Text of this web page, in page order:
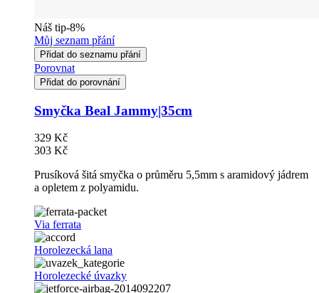
Náš tip-8%
Můj seznam přání
Přidat do seznamu přání
Porovnat
Přidat do porovnání
Smyčka Beal Jammy|35cm
329 Kč
303 Kč
Prusíková šitá smyčka o průměru 5,5mm s aramidový jádrem
a opletem z polyamidu.
Via ferrata
Horolezecká lana
Horolezecké úvazky